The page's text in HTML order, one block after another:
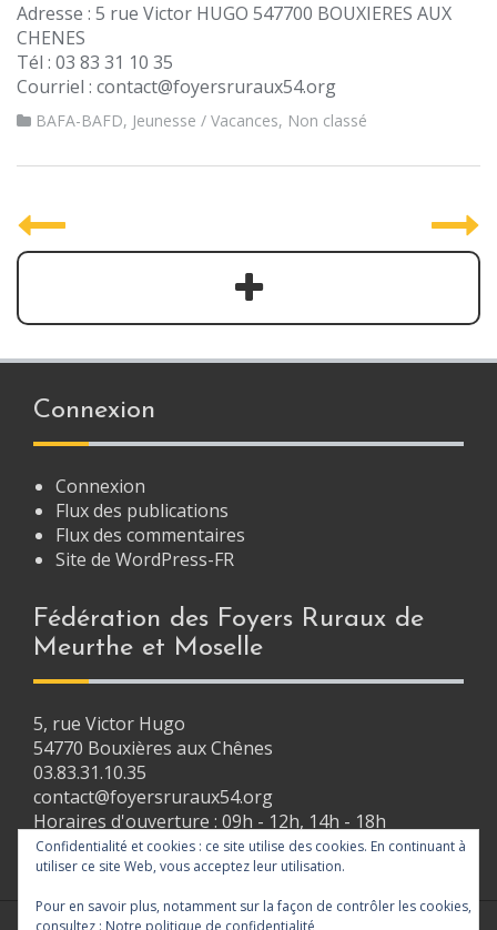
Adresse : 5 rue Victor HUGO 547700 BOUXIERES AUX
CHENES
Tél : 03 83 31 10 35
Courriel : contact@foyersruraux54.org
BAFA-BAFD, Jeunesse / Vacances, Non classé
P
o
t
n
a
g
n
Connexion
Connexion
Flux des publications
Flux des commentaires
Site de WordPress-FR
Fédération des Foyers Ruraux de
Meurthe et Moselle
5, rue Victor Hugo
54770 Bouxières aux Chênes
03.83.31.10.35
contact@foyersruraux54.org
Horaires d'ouverture : 09h - 12h, 14h - 18h
Confidentialité et cookies : ce site utilise des cookies. En continuant à
utiliser ce site Web, vous acceptez leur utilisation.
Pour en savoir plus, notamment sur la façon de contrôler les cookies,
consultez : Notre politique de confidentialité